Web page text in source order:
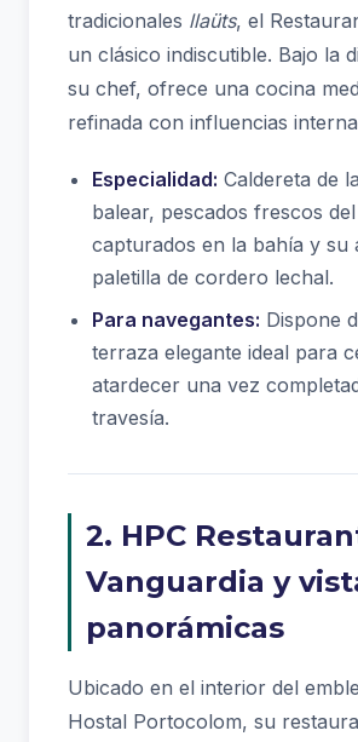
tradicionales llaüts, el
un clásico indiscutible. Bajo la
su chef, ofrece una cocina
refinada con influencias
Especialidad: Caldereta de
balear, pescados frescos
capturados en la bahía y su
paletilla de cordero lechal.
Para navegantes: Dispone
terraza elegante ideal para
atardecer una vez
travesía.
2. HPC
Vanguardia y
panorámicas
Ubicado en el interior del
Hostal Portocolom, su